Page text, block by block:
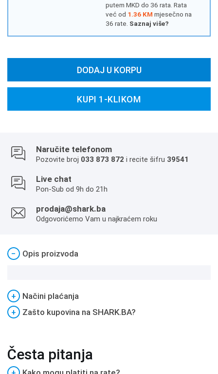
putem MKD do 36 rata. Rata
već od 1.36 KM mjesečno na
36 rate. Saznaj više?
DODAJ U KORPU
KUPI 1-KLIKOM
Naručite telefonom
Pozovite broj 033 873 872 i recite šifru 39541
Live chat
Pon-Sub od 9h do 21h
prodaja@shark.ba
Odgovorićemo Vam u najkraćem roku
− Opis proizvoda
+
Načini plaćanja
+
Zašto kupovina na SHARK.BA?
Česta pitanja